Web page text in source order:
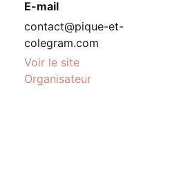
E-mail
contact@pique-et-
colegram.com
Voir le site
Organisateur